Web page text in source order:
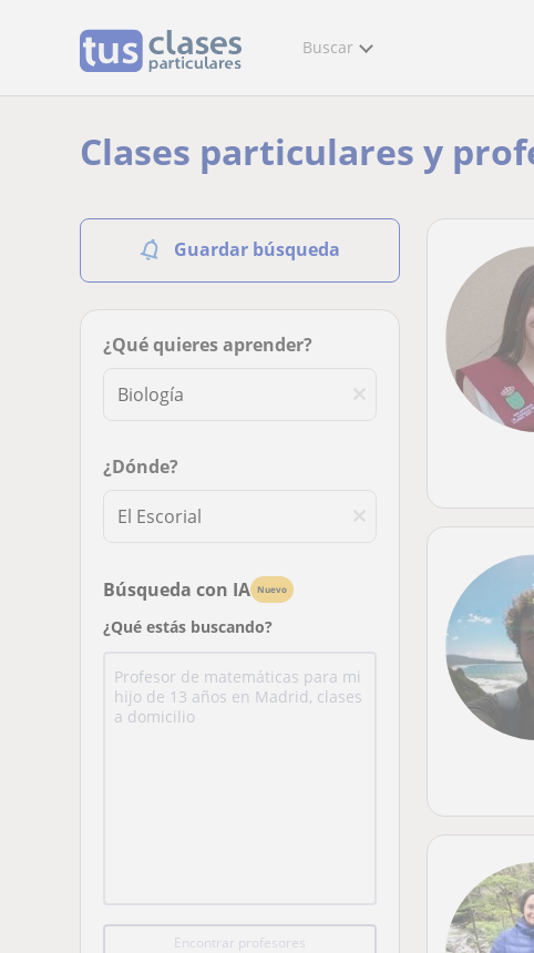
Buscar
Clases particulares y
Guardar búsqueda
¿Qué quieres aprender?
¿Dónde?
Búsqueda con IA Nuevo
¿Qué estás buscando?
Encontrar profesores